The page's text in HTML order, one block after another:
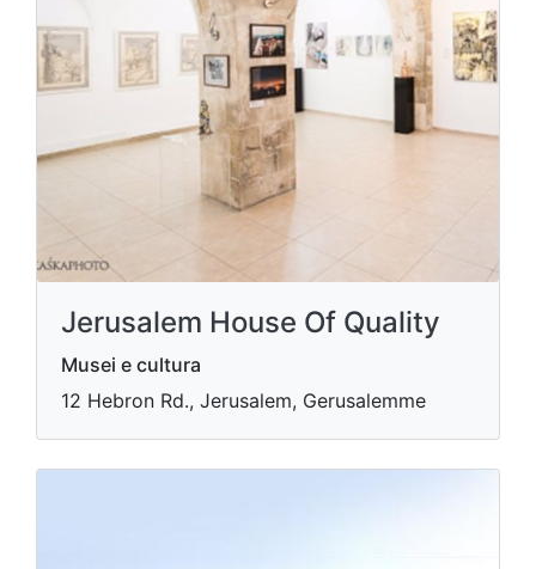
Jerusalem House Of Quality
Musei e cultura
12 Hebron Rd., Jerusalem, Gerusalemme